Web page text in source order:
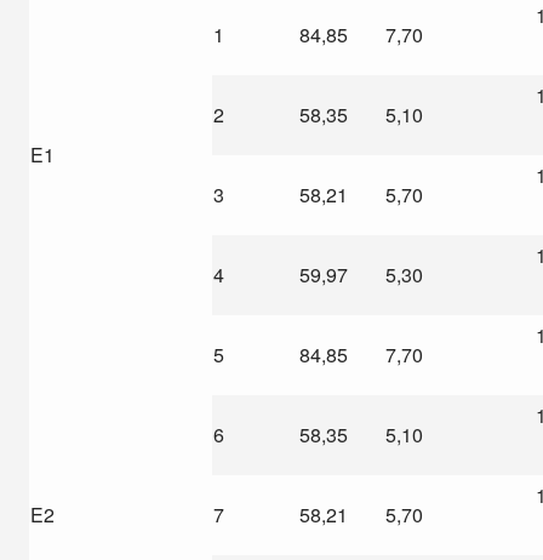
E1
1 84,85 7,70
2 58,35 5,10
3 58,21 5,70
4 59,97 5,30
E2
5 84,85 7,70
6 58,35 5,10
7 58,21 5,70